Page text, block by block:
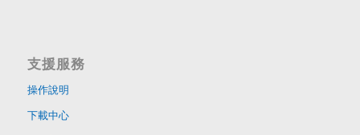
支援服務
操作說明
下載中心